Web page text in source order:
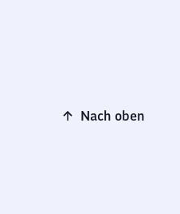
Nach oben